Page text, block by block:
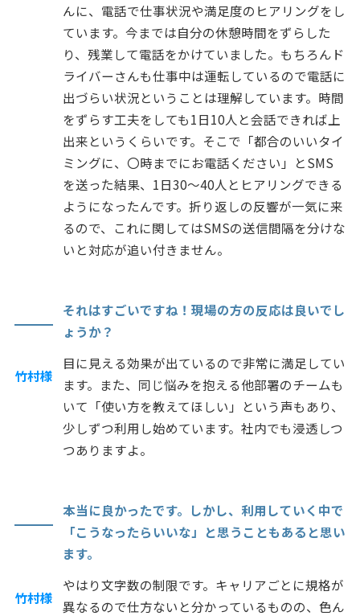
んに、電話で仕事状況や満足度のヒアリングをし
ています。今までは自分の休憩時間をずらした
り、残業して電話をかけていました。もちろんド
ライバーさんも仕事中は運転しているので電話に
出づらい状況ということは理解しています。時間
をずらす工夫をしても1日10人と会話できれば上
出来というくらいです。そこで「都合のいいタイ
ミングに、〇時までにお電話ください」とSMS
を送った結果、1日30～40人とヒアリングできる
ようになったんです。折り返しの反響が一気に来
るので、これに関してはSMSの送信間隔を分けな
いと対応が追い付きません。
それはすごいですね！現場の方の反応は良いでし
ょうか？
竹村様
目に見える効果が出ているので非常に満足してい
ます。また、同じ悩みを抱える他部署のチームも
いて「使い方を教えてほしい」という声もあり、
少しずつ利用し始めています。社内でも浸透しつ
つありますよ。
本当に良かったです。しかし、利用していく中で
「こうなったらいいな」と思うこともあると思い
ます。
竹村様
やはり文字数の制限です。キャリアごとに規格が
異なるので仕方ないと分かっているものの、色ん